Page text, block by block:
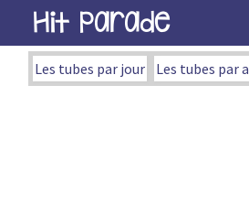
Hit Parade
Les tubes par jour Les tubes par